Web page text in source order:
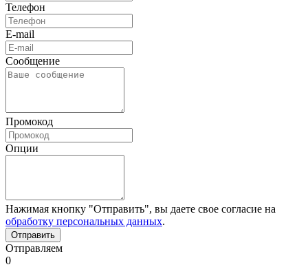
Телефон
E-mail
Сообщение
Промокод
Опции
Нажимая кнопку "Отправить", вы даете свое согласие на
обработку персональных данных.
Отправляем
0